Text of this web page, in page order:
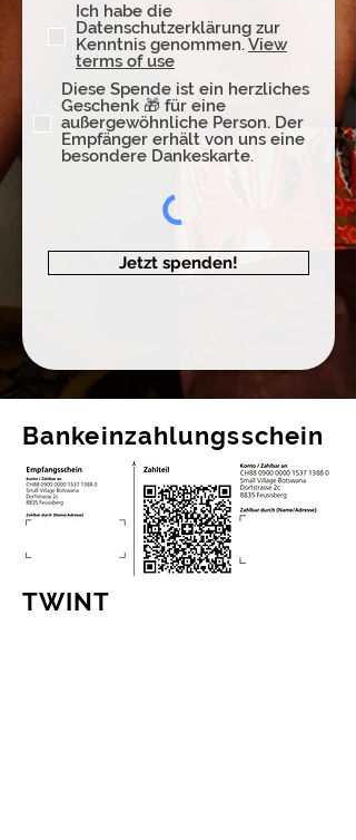
Ich habe die
Datenschutzerklärung zur
Kenntnis genommen.View
terms of use
Diese Spende ist ein herzliches
Geschenk 🎁 für eine
außergewöhnliche Person. Der
Empfänger erhält von uns eine
besondere Dankeskarte.
Jetzt spenden!
Bankeinzahlungsschein
TWINT